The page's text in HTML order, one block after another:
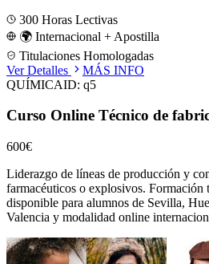
300 Horas Lectivas
🌍 Internacional + Apostilla
Titulaciones Homologadas
Ver Detalles
MÁS INFO
QUÍMICAID: q5
Curso Online Técnico de
600€
Liderazgo de líneas de producción y
farmacéuticos o explosivos. Formación
disponible para alumnos de Sevilla,
Valencia y modalidad online